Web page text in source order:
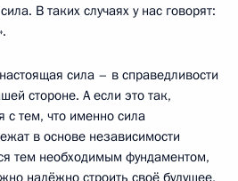
В таких случаях у нас говорят:
сила – в справедливости
стороне. А если это так,
с тем, что именно сила
в основе независимости
тем необходимым фундаментом,
надёжно строить своё будущее,